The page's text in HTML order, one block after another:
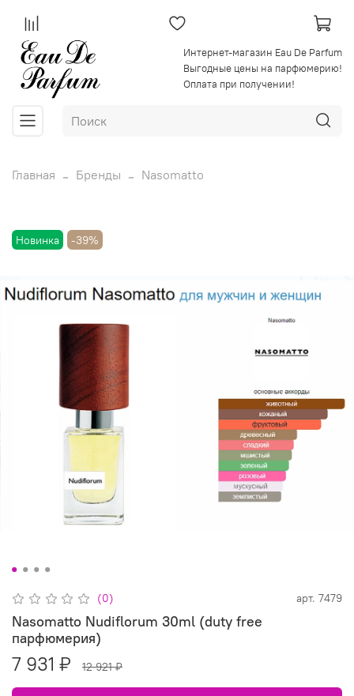
Интернет-магазин Eau De Parfum
Выгодные цены на парфюмерию!
Оплата при получении!
Главная Бренды Nasomatto
Новинка -39%
(0) арт. 7479
Nasomatto Nudiflorum 30ml (duty free
парфюмерия)
7 931 ₽ 12 921 ₽